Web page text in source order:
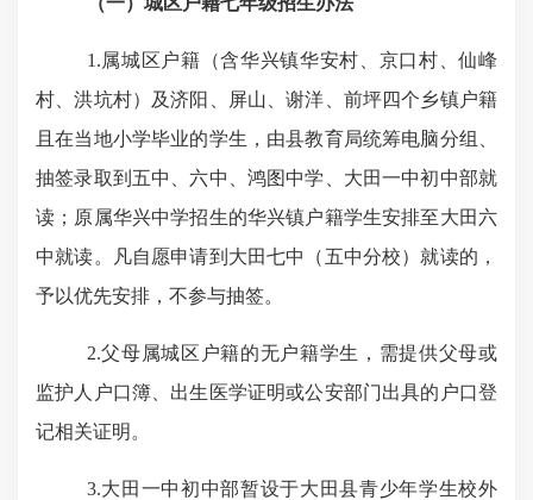
1.属城区户籍（含华兴镇华安村、京口村、仙峰
村、洪坑村）及济阳、屏山、谢洋、前坪四个乡镇户籍
且在当地小学毕业的学生，由县教育局统筹电脑分组、
抽签录取到五中、六中、鸿图中学、大田一中初中部就
读；原属华兴中学招生的华兴镇户籍学生安排至大田六
中就读。凡自愿申请到大田七中（五中分校）就读的，
予以优先安排，不参与抽签。
2.父母属城区户籍的无户籍学生，需提供父母或
监护人户口簿、出生医学证明或公安部门出具的户口登
记相关证明。
3.大田一中初中部暂设于大田县青少年学生校外